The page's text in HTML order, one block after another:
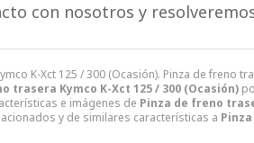
K-Xct 125 / 300 (Ocasión). Pinza de
trasera Kymco K-Xct 125 / 300 (Ocasión)
e imágenes de Pinza de freno
y de similares características a
con nosotros y